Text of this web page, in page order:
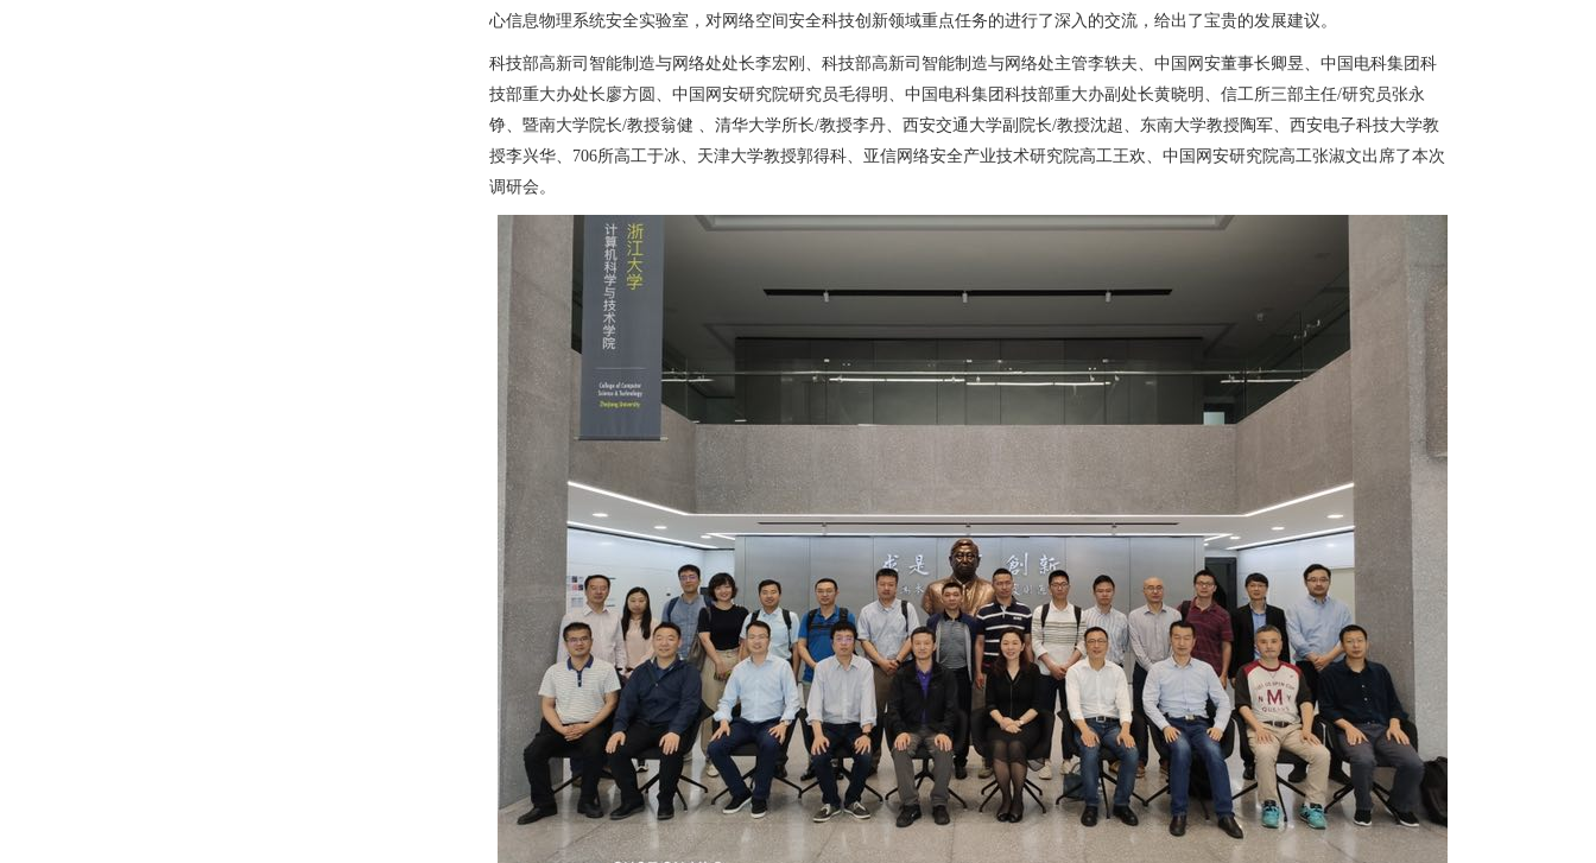
心信息物理系统安全实验室，对网络空间安全科技创新领域重点任务的进行了深入的交流，给出了宝贵的发展建议。
科技部高新司智能制造与网络处处长李宏刚、科技部高新司智能制造与网络处主管李轶夫、中国网安董事长卿昱、中国电科集团科
技部重大办处长廖方圆、中国网安研究院研究员毛得明、中国电科集团科技部重大办副处长黄晓明、信工所三部主任/研究员张永
铮、暨南大学院长/教授翁健 、清华大学所长/教授李丹、西安交通大学副院长/教授沈超、东南大学教授陶军、西安电子科技大学教
授李兴华、706所高工于冰、天津大学教授郭得科、亚信网络安全产业技术研究院高工王欢、中国网安研究院高工张淑文出席了本次
调研会。